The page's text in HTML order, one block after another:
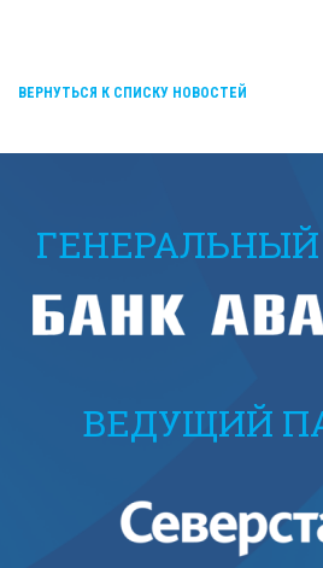
ВЕРНУТЬСЯ К СПИСКУ НОВОСТЕЙ
ВЕДУЩИЙ